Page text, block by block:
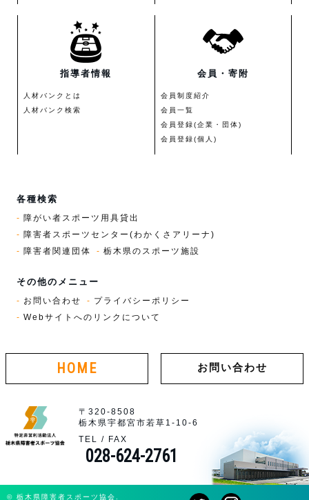
指導者情報
人材バンクとは
人材バンク検索
会員・寄附
会員制度紹介
会員一覧
会員登録(企業・団体)
会員登録(個人)
各種検索
障がい者スポーツ用具貸出
障害者スポーツセンター(わかくさアリーナ)
障害者関連団体
栃木県のスポーツ施設
その他のメニュー
お問い合わせ
プライバシーポリシー
Webサイトへのリンクについて
HOME お問い合わせ
〒320-8508
栃木県宇都宮市若草1-10-6
TEL / FAX
028-624-2761
© 栃木県障害者スポーツ協会.